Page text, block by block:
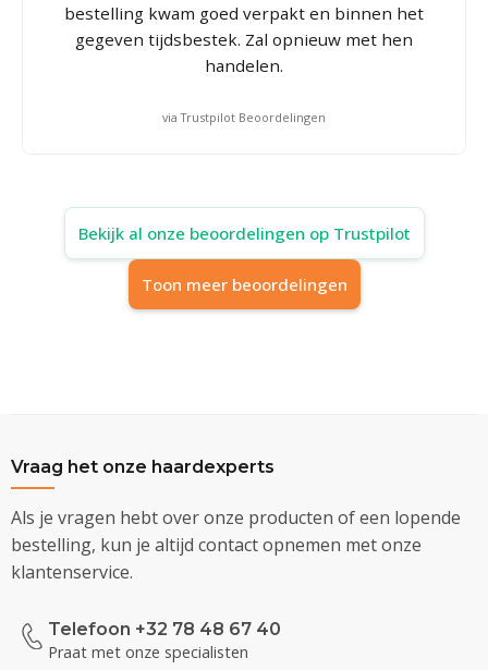
bestelling kwam goed verpakt en binnen het
gegeven tijdsbestek. Zal opnieuw met hen
handelen.
via Trustpilot Beoordelingen
Bekijk al onze beoordelingen op Trustpilot
Toon meer beoordelingen
Vraag het onze haardexperts
Als je vragen hebt over onze producten of een lopende
bestelling, kun je altijd contact opnemen met onze
klantenservice.
Telefoon +32 78 48 67 40
Praat met onze specialisten